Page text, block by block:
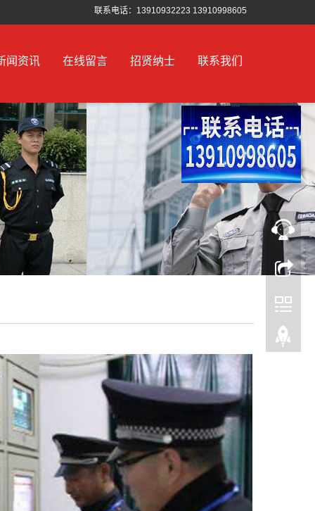
联系电话：13910932223 13910998605
闻资讯 在线留言 招贤纳士 联系我们